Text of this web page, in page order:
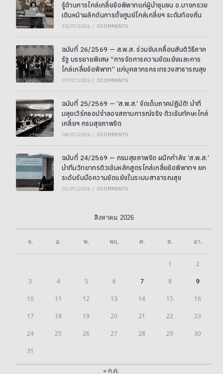
รู้ด้านการไกล่เกลี่ยข้อพิพาทแก่ผู้นำชุมชน อ.บางกรวย
เดินหน้าผลักดันการตั้งศูนย์ไกล่เกลี่ยฯ ระดับท้องถิ่น
25/07/2026 / 0 COMMENTS
ฉบับที่ 26/2569 — ส.พ.ส. ร่วมขับเคลื่อนสันติวิธีภาค
รัฐ บรรยายพิเศษ “การจัดการความขัดแย้งและการ
ไกล่เกลี่ยข้อพิพาท” แก่บุคลากรกระทรวงสาธารณสุข
07/07/2026 / 0 COMMENTS
ฉบับที่ 25/2569 — ‘ส.พ.ส.’ จัดเต็มภาคปฏิบัติ! นำที
มลุยเวิร์กชอปจำลองสถานการณ์จริง ติวเข้มทักษะไกล่
เกลี่ยฯ กรมสุขภาพจิต
04/07/2026 / 0 COMMENTS
ฉบับที่ 24/2569 — กรมสุขภาพจิต ผนึกกำลัง ‘ส.พ.ส.’
นำทีมวิทยากรติวเข้มหลักสูตรไกล่เกลี่ยข้อพิพาทฯ ยก
ระดับรับมือความขัดแย้งในระบบสาธารณสุข
01/07/2026 / 0 COMMENTS
สิงหาคม 2026
จ. อ. พ. พฤ. ศ. ส. อา.
1 2
3 4 5 6 7 8 9
10 11 12 13 14 15 16
17 18 19 20 21 22 23
24 25 26 27 28 29 30
31
« ก.ค.